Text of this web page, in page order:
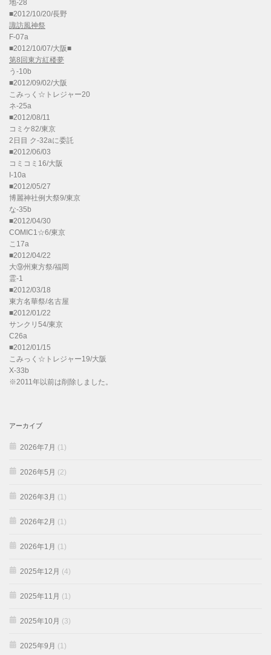
地-28
■2012/10/20/長野
諏訪風神祭
F-07a
■2012/10/07/大阪■
第8回東方紅楼夢
う-10b
■2012/09/02/大阪
こみっく☆トレジャー20
ネ-25a
■2012/08/11
コミケ82/東京
2日目 ク-32aに委託
■2012/06/03
コミコミ16/大阪
I-10a
■2012/05/27
博麗神社例大祭9/東京
な-35b
■2012/04/30
COMIC1☆6/東京
こ17a
■2012/04/22
大⑨州東方祭/福岡
霊-1
■2012/03/18
東方名華祭/名古屋
■2012/01/22
サンクリ54/東京
C26a
■2012/01/15
こみっく☆トレジャー19/大阪
X-33b
※2011年以前は削除しました。
アーカイブ
2026年7月 (1)
2026年5月 (2)
2026年3月 (1)
2026年2月 (1)
2026年1月 (1)
2025年12月 (4)
2025年11月 (1)
2025年10月 (3)
2025年9月 (1)